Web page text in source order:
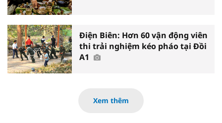
Điện Biên: Hơn 60 vận động viên
thi trải nghiệm kéo pháo tại Đồi
A1
Xem thêm